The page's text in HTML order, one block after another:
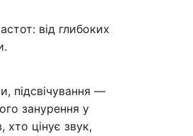
від глибоких
підсвічування —
занурення у
хто цінує звук,